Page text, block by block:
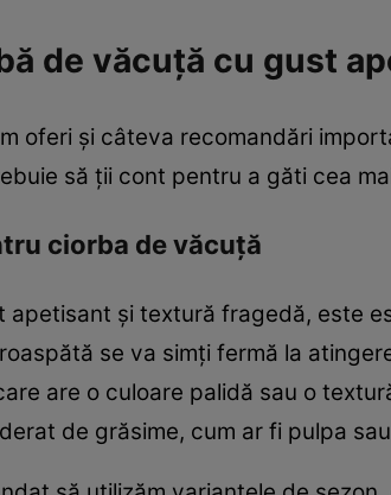
de văcuță cu gust
oferi și câteva recomandări
să ții cont pentru a găti cea
ciorba de văcuță
și textură fragedă, este
se va simți fermă la
are o culoare palidă sau o
de grăsime, cum ar fi pulpa